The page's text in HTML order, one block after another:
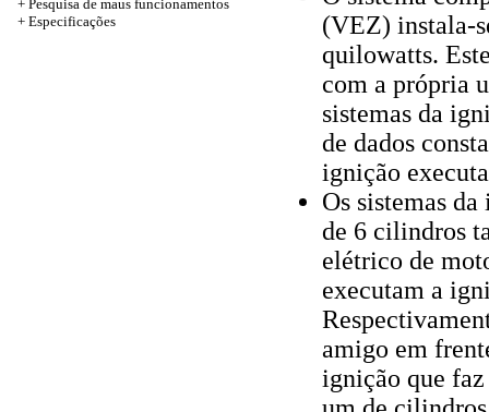
+ Pesquisa de maus funcionamentos
+ Especificações
(VEZ) instala-
quilowatts.
com a própria
sistemas da
de dados
ignição
Os sistemas
de 6 cilindros
elétrico de
executam a
amigo em
ignição que faz